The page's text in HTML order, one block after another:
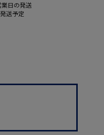
業日の発送
送予定